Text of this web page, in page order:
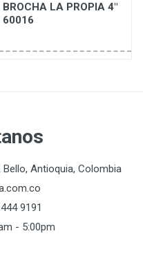
BROCHA LA PROPIA 4"
60016
Antioquia, Colombia
9191
- 5:00pm